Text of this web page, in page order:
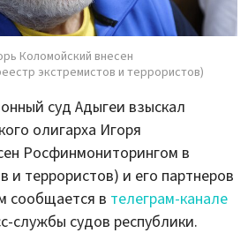
Коломойский внесен
экстремистов и террористов)
суд Адыгеи взыскал
олигарха Игоря
Росфинмониторингом в
и террористов) и его партнеров
сообщается в телеграм-канале
службы судов республики.